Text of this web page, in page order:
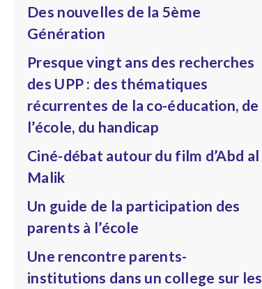
Des nouvelles de la 5ème
Génération
Presque vingt ans des recherches
des UPP : des thématiques
récurrentes de la co-éducation, de
l’école, du handicap
Ciné-débat autour du film d’Abd al
Malik
Un guide de la participation des
parents à l’école
Une rencontre parents-
institutions dans un college sur les